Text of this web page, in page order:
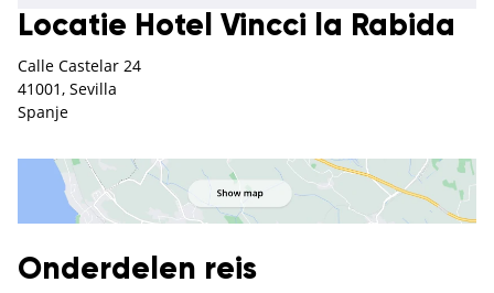
Locatie Hotel Vincci la Rabida
Calle Castelar 24
41001, Sevilla
Spanje
Onderdelen reis